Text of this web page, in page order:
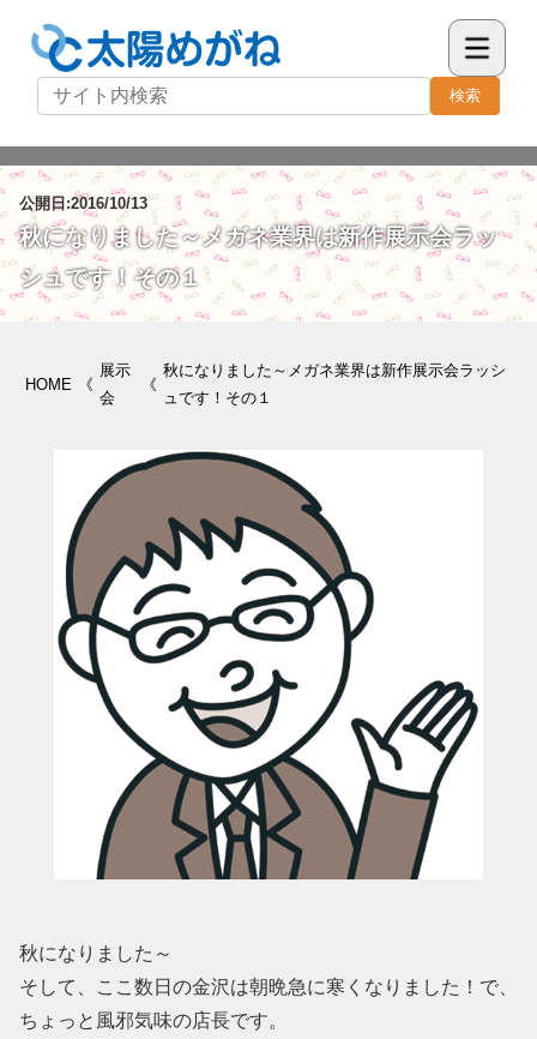
検索
公開日:2016/10/13
秋になりました～メガネ業界は新作展示会ラッ
シュです！その１
HOME 《
展示
会
《
秋になりました～メガネ業界は新作展示会ラッシ
ュです！その１
秋になりました～
そして、ここ数日の金沢は朝晩急に寒くなりました！で、
ちょっと風邪気味の店長です。